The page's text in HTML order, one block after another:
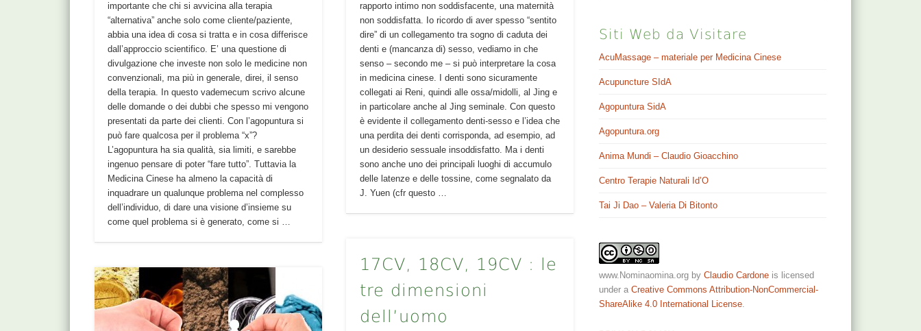
importante che chi si avvicina alla terapia
“alternativa” anche solo come cliente/paziente,
abbia una idea di cosa si tratta e in cosa differisce
dall’approccio scientifico. E’ una questione di
divulgazione che investe non solo le medicine non
convenzionali, ma più in generale, direi, il senso
della terapia. In questo vademecum scrivo alcune
delle domande o dei dubbi che spesso mi vengono
presentati da parte dei clienti. Con l’agopuntura si
può fare qualcosa per il problema “x”?
L’agopuntura ha sia qualità, sia limiti, e sarebbe
ingenuo pensare di poter “fare tutto”. Tuttavia la
Medicina Cinese ha almeno la capacità di
inquadrare un qualunque problema nel complesso
dell’individuo, di dare una visione d’insieme su
come quel problema si è generato, come si …
rapporto intimo non soddisfacente, una maternità
non soddisfatta. Io ricordo di aver spesso “sentito
dire” di un collegamento tra sogno di caduta dei
denti e (mancanza di) sesso, vediamo in che
senso – secondo me – si può interpretare la cosa
in medicina cinese. I denti sono sicuramente
collegati ai Reni, quindi alle ossa/midolli, al Jing e
in particolare anche al Jing seminale. Con questo
è evidente il collegamento denti-sesso e l’idea che
una perdita dei denti corrisponda, ad esempio, ad
un desiderio sessuale insoddisfatto. Ma i denti
sono anche uno dei principali luoghi di accumulo
delle latenze e delle tossine, come segnalato da
J. Yuen (cfr questo …
17CV, 18CV, 19CV : le
tre dimensioni
dell’uomo
Siti Web da Visitare
AcuMassage – materiale per Medicina Cinese
Acupuncture SIdA
Agopuntura SidA
Agopuntura.org
Anima Mundi – Claudio Gioacchino
Centro Terapie Naturali Id’O
Tai Ji Dao – Valeria Di Bitonto
www.Nominaomina.org byClaudio Cardone is licensed
under aCreative Commons Attribution-NonCommercial-
ShareAlike 4.0 International License